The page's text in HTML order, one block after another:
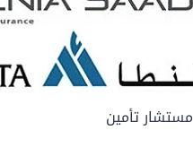
مستشار تأمين